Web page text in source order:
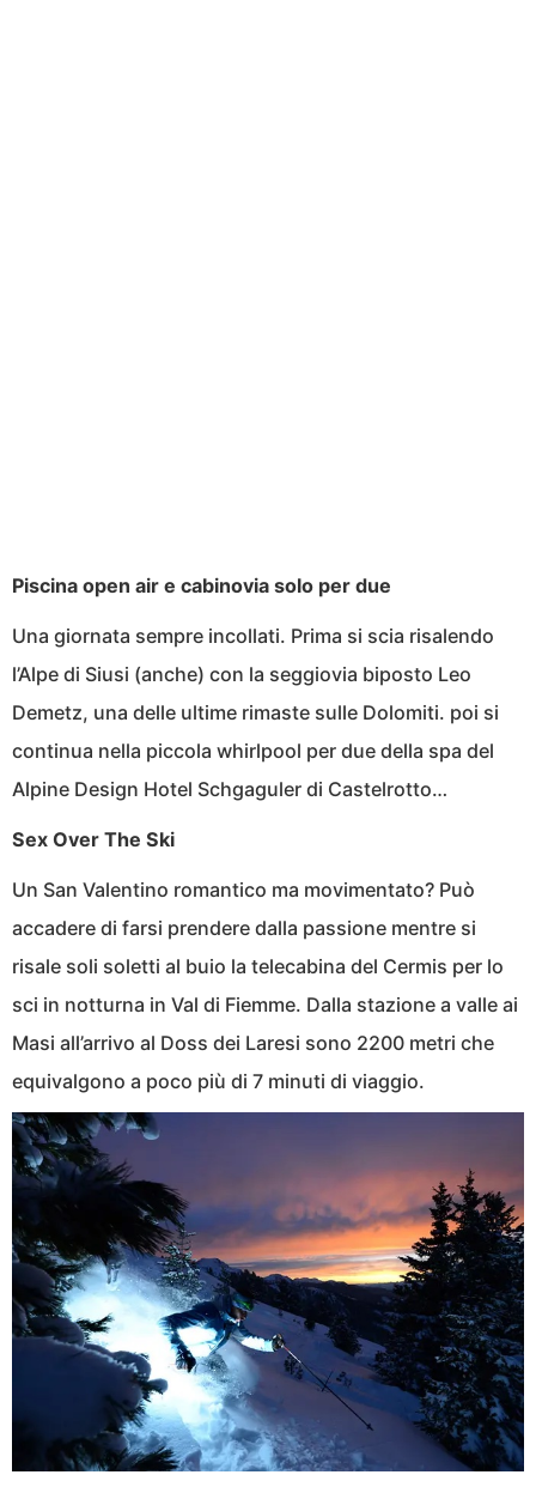
Piscina open air e cabinovia solo per due
Una giornata sempre incollati. Prima si scia risalendo
l’Alpe di Siusi (anche) con la seggiovia biposto Leo
Demetz, una delle ultime rimaste sulle Dolomiti. poi si
continua nella piccola whirlpool per due della spa del
Alpine Design Hotel Schgaguler di Castelrotto…
Sex Over The Ski
Un San Valentino romantico ma movimentato? Può
accadere di farsi prendere dalla passione mentre si
risale soli soletti al buio la telecabina del Cermis per lo
sci in notturna in Val di Fiemme. Dalla stazione a valle ai
Masi all’arrivo al Doss dei Laresi sono 2200 metri che
equivalgono a poco più di 7 minuti di viaggio.